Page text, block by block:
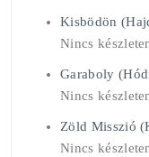
Kisbödön
Nincs
Garaboly
Nincs
Zöld Misszió
Nincs